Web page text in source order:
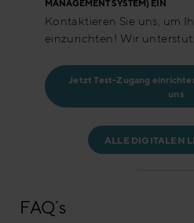
MANAGEMENT SYSTEM) EIN
Kontaktieren Sie uns, um
einzurichten! Wir
Jetzt Test-Zugang
uns
ALLE DIGITALEN
FAQ´s